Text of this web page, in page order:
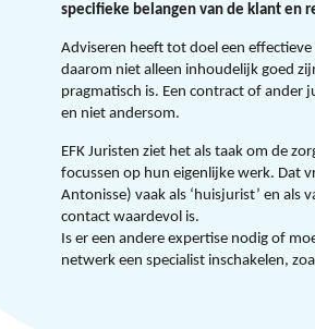
specifieke belangen van de klant en
Adviseren heeft tot doel een
daarom niet alleen inhoudelijk goed
pragmatisch is. Een contract of ander
en niet andersom.
EFK Juristen ziet het als taak om de
focussen op hun eigenlijke werk. Dat
Antonisse) vaak als ‘huisjurist’ en
contact waardevol is.
Is er een andere expertise nodig of
netwerk een specialist inschakelen,